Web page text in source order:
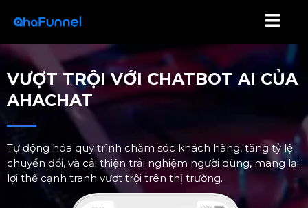
VƯỢT TRỘI VỚI CHATBOT AI CỦA
AHACHAT
Tự động hóa quy trình chăm sóc khách hàng, tăng tỷ lệ
chuyển đổi, và cải thiện trải nghiệm người dùng, mang lại
lợi thế cạnh tranh vượt trội trên thị trường.